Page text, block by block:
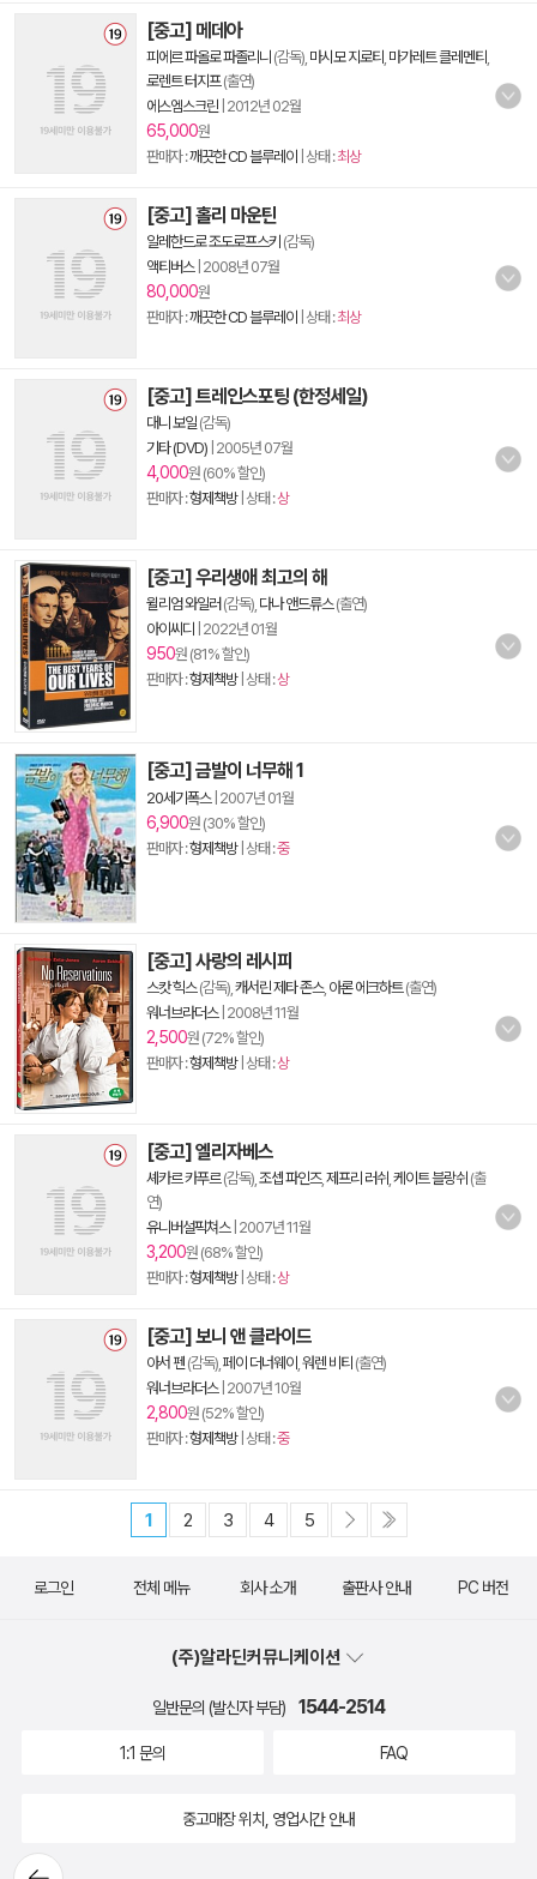
[중고] 메데아
피에르 파올로 파졸리니 (감독), 마시모 지로티 마가레트 클레멘티
로렌트 터지프(출연)
에스엠스크린 2012년 02월
65,000원
판매자 :깨끗한 CD 블루레이 | 상태 :최상
[중고] 홀리 마운틴
알레한드로 조도로프스키 (감독)
액티버스| 2008년 07월
80,000원
판매자 :깨끗한 CD 블루레이 | 상태 :최상
[중고] 트레인스포팅 (한정세일)
대니 보일 (감독)
기타 (DVD) 2005년 07월
4,000원 (60% 할인)
판매자 :형제책방| 상태 :상
[중고] 우리생애 최고의 해
윌리엄 와일러 (감독), 다나 앤드류스(출연)
아이씨디
2022년 01월
950원 (81% 할인)
판매자 :형제책방| 상태 :상
[중고] 금발이 너무해 1
20세기폭스| 2007년 01월
6,900원 (30% 할인)
판매자 :형제책방| 상태 :중
[중고] 사랑의 레시피
스캇 힉스(감독), 캐서린 제타 존스, 아론 에크하트(출연)
워너브라더스| 2008년 11월
2,500원 (72% 할인)
판매자 :형제책방| 상태 :상
[중고] 엘리자베스
셰카르 카푸르(감독), 조셉 파인즈, 제프리 러쉬 케이트 블랑쉬 (출
연)
유니버설픽쳐스| 2007년 11월
3,200원 (68% 할인)
판매자 :형제책방| 상태 :상
[중고] 보니 앤 클라이드
아서 펜 (감독), 페이 더너웨이 워렌 비티 (출연)
워너브라더스| 2007년 10월
2,800원 (52% 할인)
판매자 :형제책방| 상태 :중
1 2 3 4 5
뒤로가
로그인 전체 메뉴 회사 소개 출판사 안내 PC 버전
(주)알라딘커뮤니케이션
일반문의 (발신자 부담) 1544-2514
1:1 문의 FAQ
중고매장 위치, 영업시간 안내